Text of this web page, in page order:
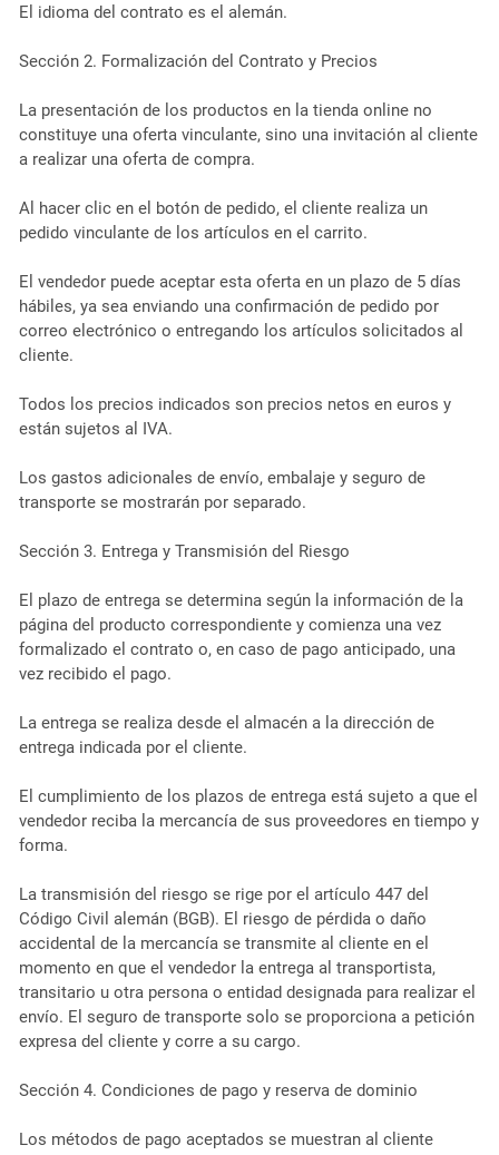
El idioma del contrato es el alemán.
Sección 2. Formalización del Contrato y Precios
La presentación de los productos en la tienda online no
constituye una oferta vinculante, sino una invitación al cliente
a realizar una oferta de compra.
Al hacer clic en el botón de pedido, el cliente realiza un
pedido vinculante de los artículos en el carrito.
El vendedor puede aceptar esta oferta en un plazo de 5 días
hábiles, ya sea enviando una confirmación de pedido por
correo electrónico o entregando los artículos solicitados al
cliente.
Todos los precios indicados son precios netos en euros y
están sujetos al IVA.
Los gastos adicionales de envío, embalaje y seguro de
transporte se mostrarán por separado.
Sección 3. Entrega y Transmisión del Riesgo
El plazo de entrega se determina según la información de la
página del producto correspondiente y comienza una vez
formalizado el contrato o, en caso de pago anticipado, una
vez recibido el pago.
La entrega se realiza desde el almacén a la dirección de
entrega indicada por el cliente.
El cumplimiento de los plazos de entrega está sujeto a que el
vendedor reciba la mercancía de sus proveedores en tiempo y
forma.
La transmisión del riesgo se rige por el artículo 447 del
Código Civil alemán (BGB). El riesgo de pérdida o daño
accidental de la mercancía se transmite al cliente en el
momento en que el vendedor la entrega al transportista,
transitario u otra persona o entidad designada para realizar el
envío. El seguro de transporte solo se proporciona a petición
expresa del cliente y corre a su cargo.
Sección 4. Condiciones de pago y reserva de dominio
Los métodos de pago aceptados se muestran al cliente